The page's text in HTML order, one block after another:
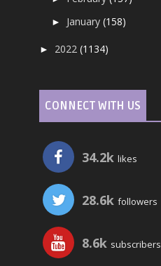
► January(158)
► 2022(1134)
CONNECT WITH US
34.2k likes
28.6k followers
8.6k subscribers